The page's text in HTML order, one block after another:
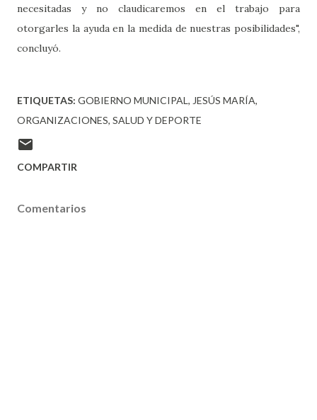
necesitadas y no claudicaremos en el trabajo para
otorgarles la ayuda en la medida de nuestras posibilidades",
concluyó.
ETIQUETAS: GOBIERNO MUNICIPAL
JESÚS MARÍA
ORGANIZACIONES SALUD Y DEPORTE
COMPARTIR
Comentarios